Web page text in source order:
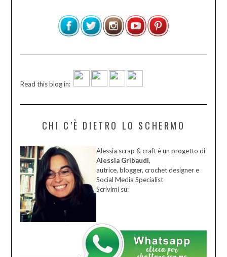
Read this blog in:
CHI C’È DIETRO LO SCHERMO
Alessia scrap & craft è un progetto di
Alessia Gribaudi,
autrice, blogger, crochet designer e
Social Media Specialist
Scrivimi su: